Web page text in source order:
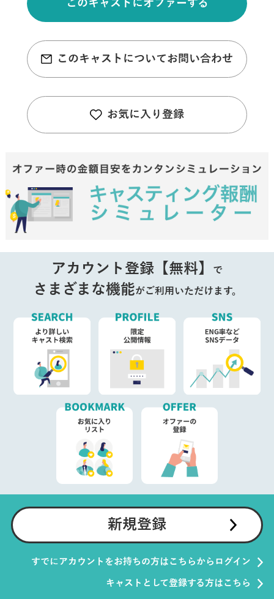
このキャストにオファーする
このキャストについてお問い合わせ
お気に入り登録
アカウント登録【無料】 で
さまざまな機能がご利用いただけます。
新規登録
すでにアカウントをお持ちの方はこちらからログイン
キャストとして登録する方はこちら